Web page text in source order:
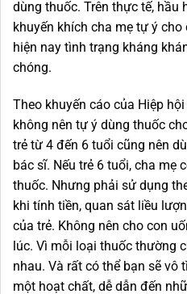
dùng thuốc. Trên thực tế, hầu
khuyến khích cha mẹ tự ý
hiện nay tình trạng kháng
chóng.
Theo khuyến cáo của Hiệp
không nên tự ý dùng thuốc
trẻ từ 4 đến 6 tuổi cũng nên
bác sĩ. Nếu trẻ 6 tuổi, cha mẹ
thuốc. Nhưng phải sử dụng
khi tính tiền, quan sát liều
của trẻ. Không nên cho con
lúc. Vì mỗi loại thuốc thường
nhau. Và rất có thể bạn sẽ vô
một hoạt chất, dễ dẫn đến